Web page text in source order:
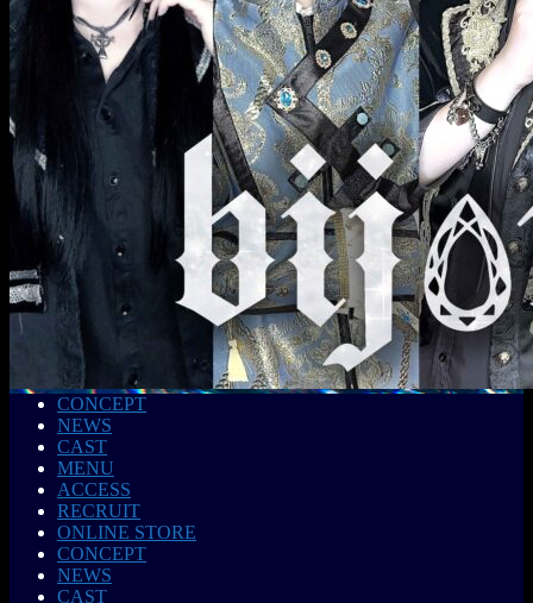
CONCEPT
NEWS
CAST
MENU
ACCESS
RECRUIT
ONLINE STORE
CONCEPT
NEWS
CAST